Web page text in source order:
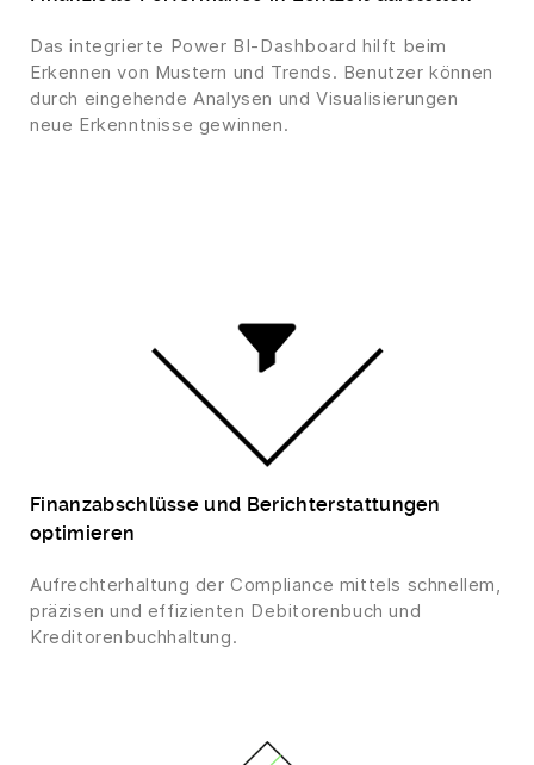
Das integrierte Power BI-Dashboard hilft beim
Erkennen von Mustern und Trends. Benutzer können
durch eingehende Analysen und Visualisierungen
neue Erkenntnisse gewinnen.
Finanzabschlüsse und Berichterstattungen
optimieren
Aufrechterhaltung der Compliance mittels schnellem,
präzisen und effizienten Debitorenbuch und
Kreditorenbuchhaltung.